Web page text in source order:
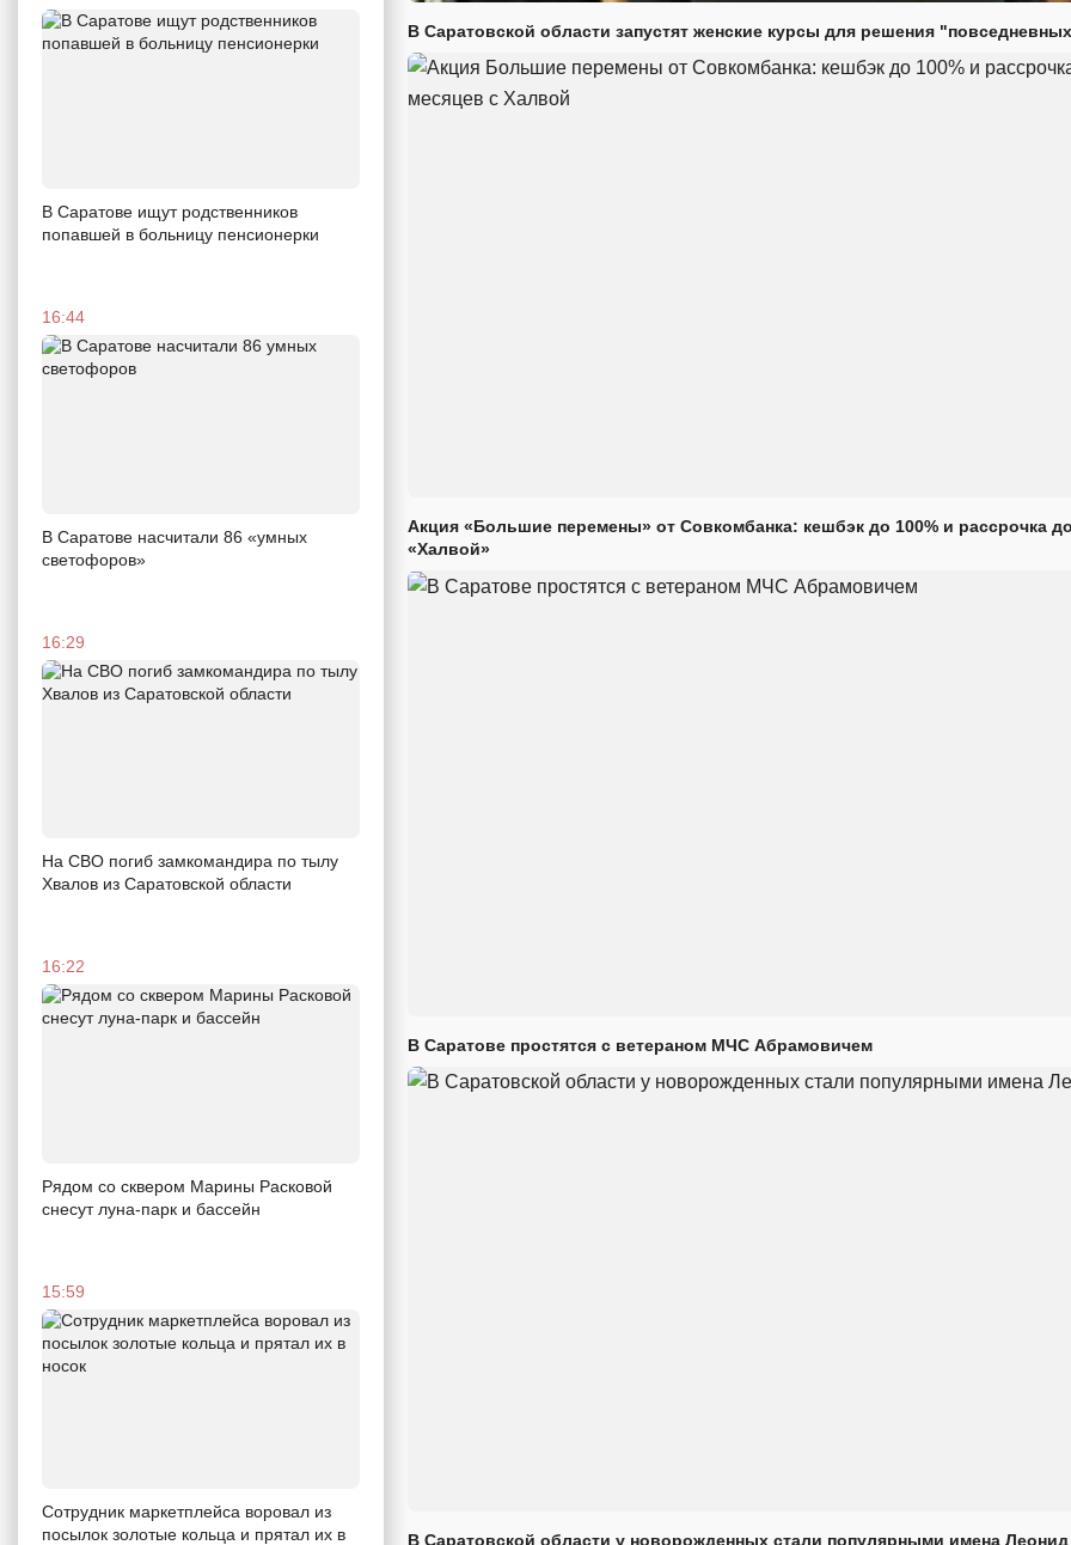
В Саратове ищут родственников
попавшей в больницу пенсионерки
16:44
В Саратове насчитали 86 «умных
светофоров»
16:29
На СВО погиб замкомандира по тылу
Хвалов из Саратовской области
16:22
Рядом со сквером Марины Расковой
снесут луна-парк и бассейн
15:59
Сотрудник маркетплейса воровал из
посылок золотые кольца и прятал их в
В Саратовской области запустят женские курсы для решения
Акция «Большие перемены» от Совкомбанка: кешбэк до 100% и рассрочка
«Халвой»
В Саратове простятся с ветераном МЧС Абрамовичем
В Саратовской области у новорожденных стали популярными имена